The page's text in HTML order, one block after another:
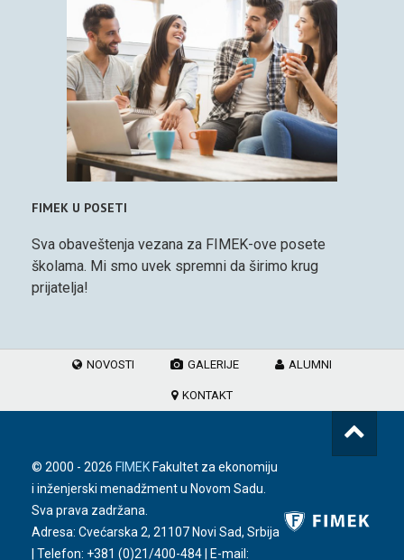
FIMEK U POSETI
Sva obaveštenja vezana za FIMEK-ove posete
školama. Mi smo uvek spremni da širimo krug
prijatelja!
NOVOSTI GALERIJE ALUMNI
KONTAKT
© 2000 - 2026 FIMEK Fakultet za ekonomiju
i inženjerski menadžment u Novom Sadu.
Sva prava zadržana.
Adresa: Cvećarska 2, 21107 Novi Sad, Srbija
| Telefon: +381 (0)21/400-484 | E-mail: